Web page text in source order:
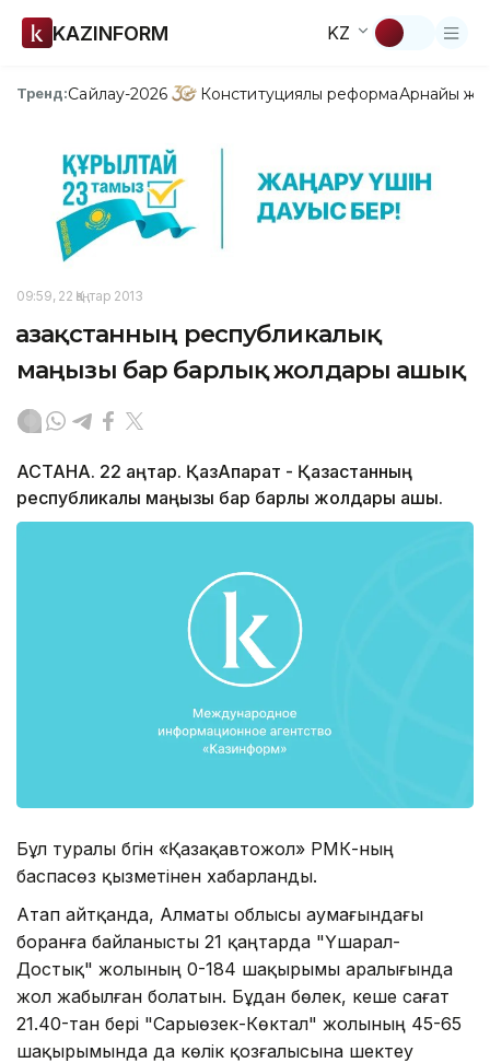
KAZINFORM KZ
Тренд:Сайлау-2026 Конституциялық реформаАрнайы
09:59, 22 Қаңтар 2013
Қазақстанның республикалық
маңызы бар барлық жолдары ашық
АСТАНА. 22 қаңтар. ҚазАқпарат - Қазақстанның
республикалық маңызы бар барлық жолдары ашық.
Бұл туралы бүгін «Қазақавтожол» РМК-ның
баспасөз қызметінен хабарланды.
Атап айтқанда, Алматы облысы аумағындағы
боранға байланысты 21 қаңтарда "Үшарал-
Достық" жолының 0-184 шақырымы аралығында
жол жабылған болатын. Бұдан бөлек, кеше сағат
21.40-тан бері "Сарыөзек-Көктал" жолының 45-65
шақырымында да көлік қозғалысына шектеу